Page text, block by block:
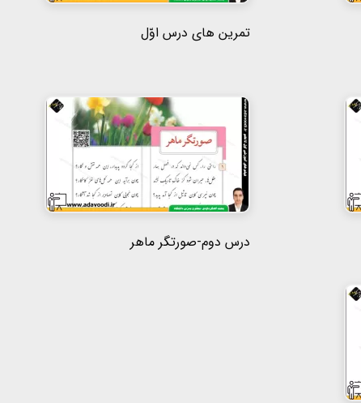
تمرین های درس اوّل
درس دوم-صورتگر ماهر